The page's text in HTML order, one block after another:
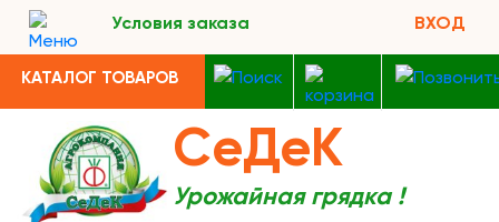
Условия заказа ВХОД
КАТАЛОГ ТОВАРОВ
СеДеК
Урожайная грядка !